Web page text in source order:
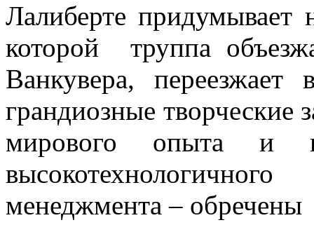
Лалиберте придумывает
которой труппа
Ванкувера,
грандиозные творческие
мирового опыта и
менеджмента – обречены